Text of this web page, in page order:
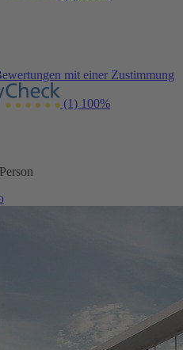
mit einer Zustimmung
(1) 100%